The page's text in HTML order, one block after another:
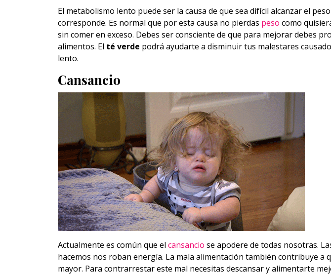
El metabolismo lento puede ser la causa de que sea difícil alcanzar el
corresponde. Es normal que por esta causa no pierdas peso como
sin comer en exceso. Debes ser consciente de que para mejorar debes
alimentos. El té verde podrá ayudarte a disminuir tus malestares
lento.
Cansancio
Actualmente es común que el cansancio se apodere de todas nosotras.
hacemos nos roban energía. La mala alimentación también contribuye a
mayor. Para contrarrestar este mal necesitas descansar y alimentarte